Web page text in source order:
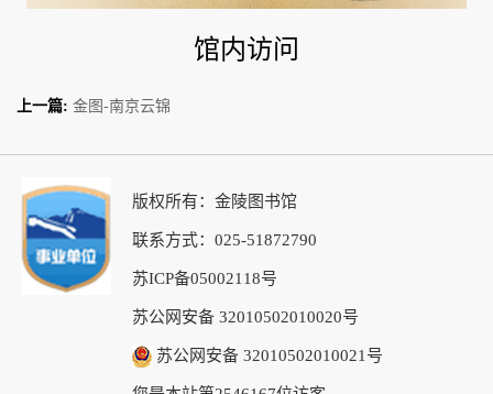
馆内访问
上一篇: 金图-南京云锦
版权所有：金陵图书馆
联系方式：025-51872790
苏ICP备05002118号
苏公网安备 32010502010020号
苏公网安备 32010502010021号